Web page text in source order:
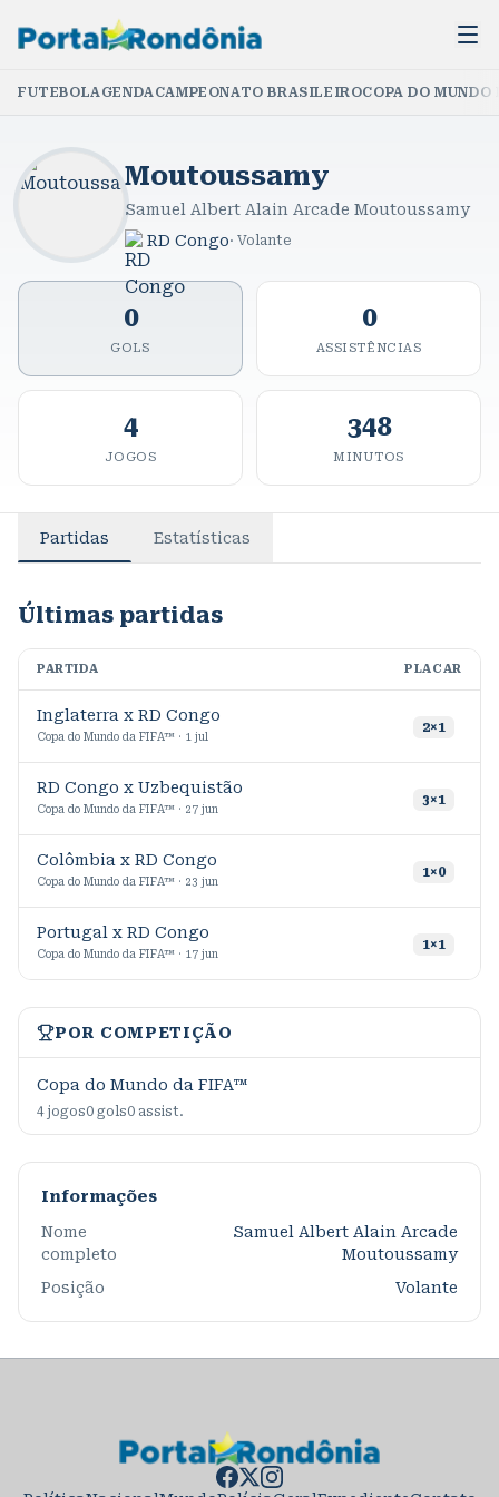
FUTEBOLAGENDACAMPEONATO BRASILEIROCOPA DO
Moutoussamy
Samuel Albert Alain Arcade Moutoussamy
RD Congo· Volante
0
GOLS
0
ASSISTÊNCIAS
4
JOGOS
348
MINUTOS
Partidas Estatísticas
Últimas partidas
PARTIDA PLACAR
Inglaterra x RD Congo
Copa do Mundo da FIFA™ · 1 jul
2×1
RD Congo x Uzbequistão
Copa do Mundo da FIFA™ · 27 jun
3×1
Colômbia x RD Congo
Copa do Mundo da FIFA™ · 23 jun
1×0
Portugal x RD Congo
Copa do Mundo da FIFA™ · 17 jun
1×1
POR COMPETIÇÃO
Copa do Mundo da FIFA™
4 jogos0 gols0 assist.
Informações
Nome
completo
Samuel Albert Alain Arcade
Moutoussamy
Posição
Volante